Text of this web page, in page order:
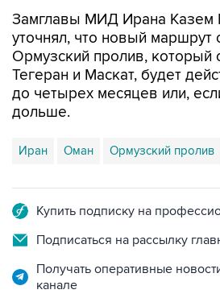
Замглавы МИД Ирана Казем
уточнял, что новый маршрут
Ормузский пролив, который
Тегеран и Маскат, будет
до четырех месяцев или,
дольше.
Иран Оман Ормузский пролив
Купить подписку на
Подписаться на рассылку
Получать оперативные
канале